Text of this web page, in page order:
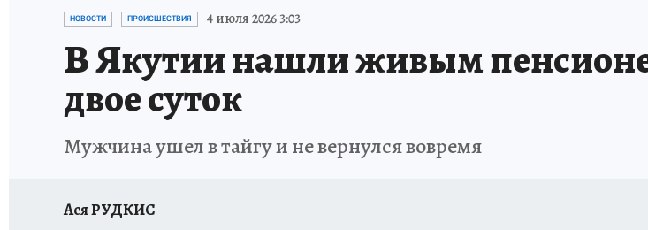
ЗАПОВЕДНАЯ РОССИЯ ЛЕЧЕНИЕ НОВОСИБИРСК
НОВОСТИ ПРОИСШЕСТВИЯ 4 июля 2026 3:03
В Якутии нашли живым
двое суток
Мужчина ушел в тайгу и не вернулся вовремя
Ася РУДКИС